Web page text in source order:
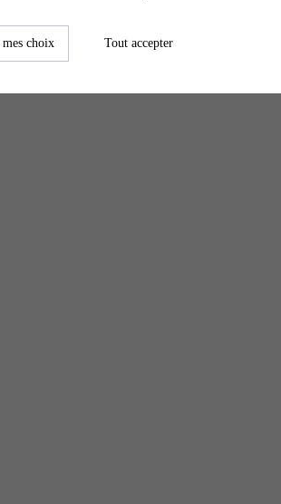
mes choix Tout accepter